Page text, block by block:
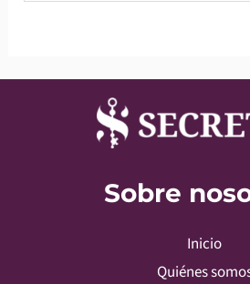
Sobre
Inicio
Quiénes